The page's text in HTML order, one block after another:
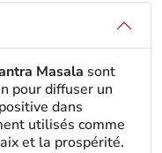
Masala sont
pour diffuser un
dans
utilisés comme
et la prospérité.